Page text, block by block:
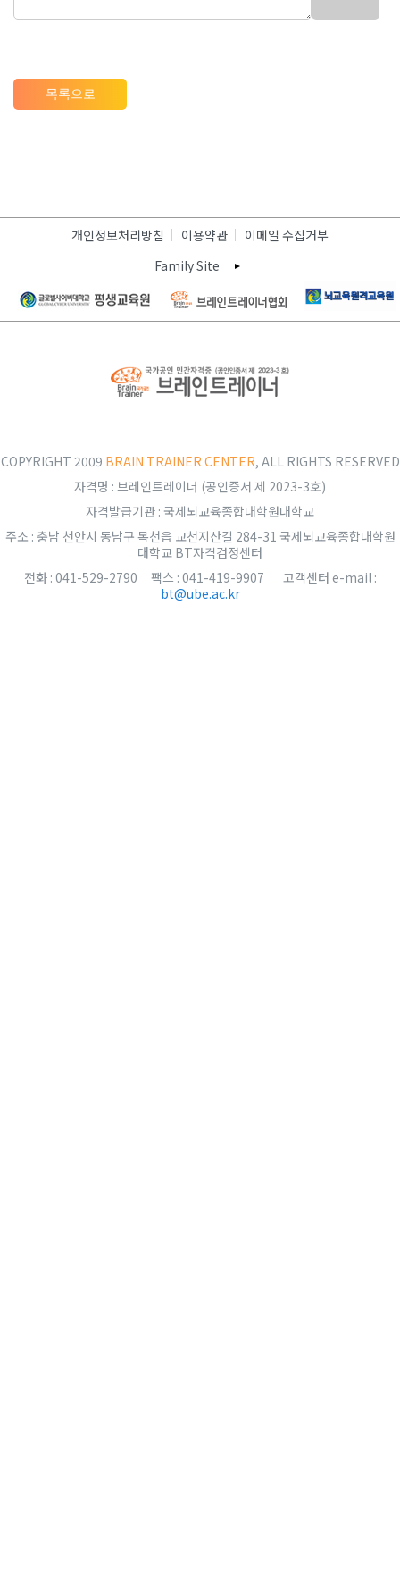
목록으로
개인정보처리방침 이용약관
이메일 수집거부
Family Site
COPYRIGHT 2009 BRAIN TRAINER CENTER, ALL RIGHTS RESERVED
자격명 : 브레인트레이너 (공인증서 제 2023-3호)
자격발급기관 : 국제뇌교육종합대학원대학교
주소 : 충남 천안시 동남구 목천읍 교천지산길 284-31 국제뇌교육종합대학원
대학교 BT자격검정센터
전화 : 041-529-2790 팩스 : 041-419-9907 고객센터 e-mail :
bt@ube.ac.kr